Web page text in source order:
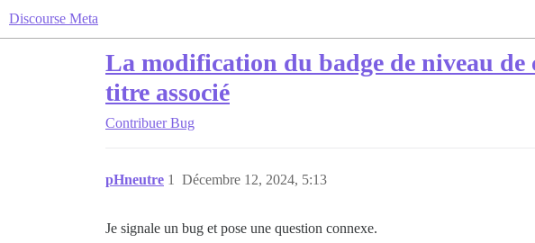
Discourse Meta
La modification du badge de niveau
titre associé
Contribuer Bug
pHneutre Décembre 12, 2024, 5:13
1
Je signale un bug et pose une question connexe.